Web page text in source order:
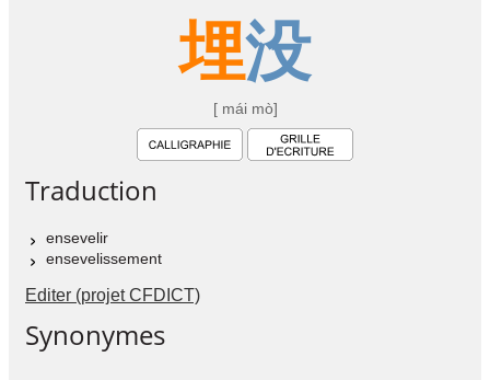
埋没
[ mái mò]
Traduction
ensevelir
ensevelissement
Editer (projet CFDICT)
Synonymes